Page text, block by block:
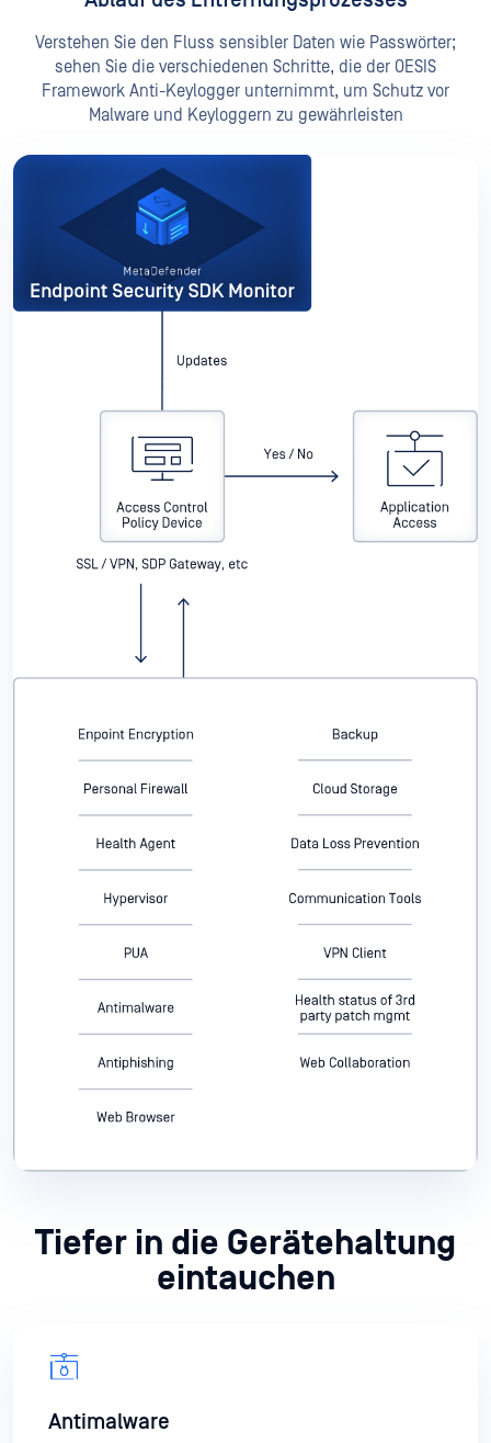
Verstehen Sie den Fluss sensibler Daten wie Passwörter;
sehen Sie die verschiedenen Schritte, die der OESIS
Framework Anti-Keylogger unternimmt, um Schutz vor
Malware und Keyloggern zu gewährleisten
Tiefer in die Gerätehaltung
eintauchen
Antimalware